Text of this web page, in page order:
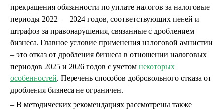
прекращения обязанности по уплате налогов за налоговые
периоды 2022 — 2024 годов, соответствующих пеней и
штрафов за правонарушения, связанные с дроблением
бизнеса. Главное условие применения налоговой амнистии
– это отказ от дробления бизнеса в отношении налоговых
периодов 2025 и 2026 годов с учетом некоторых
особенностей. Перечень способов добровольного отказа от
дробления бизнеса не ограничен.
В методических рекомендациях рассмотрены также